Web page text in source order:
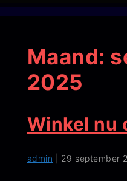
Maand:
2025
Winkel nu
admin 29 september